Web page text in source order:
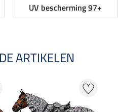
UV bescherming 97+
ARTIKELEN